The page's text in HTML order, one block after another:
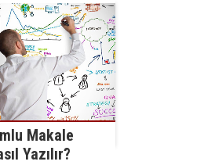
Makale
Yazılır?